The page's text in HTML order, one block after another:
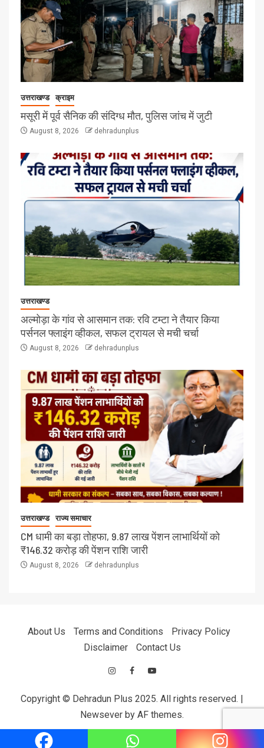
उत्तराखण्ड क्राइम
मसूरी में पूर्व सैनिक की संदिग्ध मौत, पुलिस जांच में जुटी
August 8, 2026 dehradunplus
उत्तराखण्ड
अल्मोड़ा के गांव से आसमान तक: रवि टम्टा ने तैयार किया
पर्सनल फ्लाइंग व्हीकल, सफल ट्रायल से मची चर्चा
August 8, 2026 dehradunplus
उत्तराखण्ड राज्य समाचार
CM धामी का बड़ा तोहफा, 9.87 लाख पेंशन लाभार्थियों को
₹146.32 करोड़ की पेंशन राशि जारी
August 8, 2026 dehradunplus
About Us Terms and Conditions
Privacy Policy
Disclaimer
Contact Us
Copyright © Dehradun Plus 2025. All rights reserved.
Newsever by AF themes.